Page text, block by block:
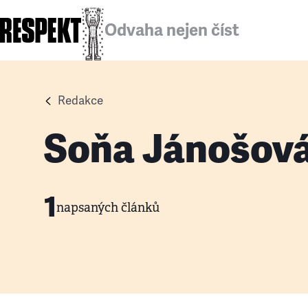
Odvaha nejen číst
Redakce
Soňa
1napsaných článků